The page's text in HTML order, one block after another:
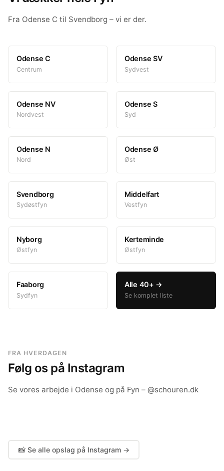
Fra Odense C til Svendborg – vi er der.
Odense C
Centrum
Odense SV
Sydvest
Odense NV
Nordvest
Odense S
Syd
Odense N
Nord
Odense Ø
Øst
Svendborg
Sydøstfyn
Middelfart
Vestfyn
Nyborg
Østfyn
Kerteminde
Østfyn
Faaborg
Sydfyn
Alle 40+ →
Se komplet liste
FRA HVERDAGEN
Følg os på Instagram
Se vores arbejde i Odense og på Fyn – @schouren.dk
📸 Se alle opslag på Instagram →